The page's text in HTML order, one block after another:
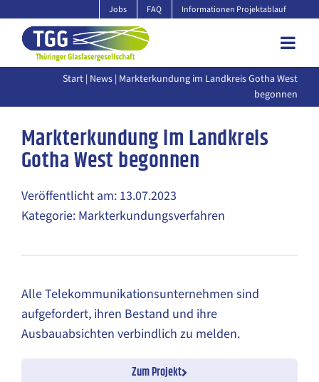
Inhalt
springen
Jobs FAQ Informationen Projektablauf
Start | News | Markterkundung im Landkreis Gotha West
begonnen
Markterkundung im Landkreis
Gotha West begonnen
Veröffentlicht am: 13.07.2023
Kategorie: Markterkundungsverfahren
Alle Telekommunikationsunternehmen sind
aufgefordert, ihren Bestand und ihre
Ausbauabsichten verbindlich zu melden.
Zum Projekt